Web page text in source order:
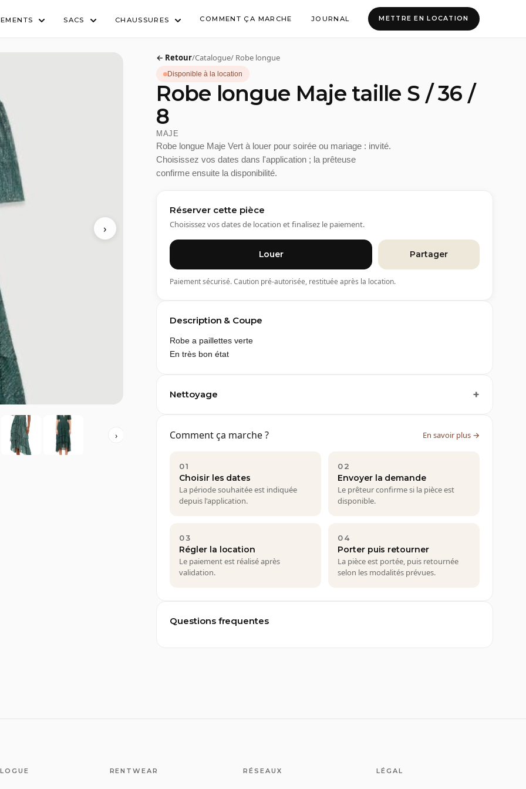
SACS CHAUSSURES COMMENT ÇA MARCHE JOURNAL METTRE EN LOCATION
›
›
← Retour/Catalogue/ Robe longue
Disponible à la location
Robe longue Maje taille S / 36 /
8
MAJE
Robe longue Maje Vert à louer pour soirée ou mariage : invité.
Choisissez vos dates dans l'application ; la prêteuse
confirme ensuite la disponibilité.
Réserver cette pièce
Choisissez vos dates de location et finalisez le paiement.
Louer Partager
Paiement sécurisé. Caution pré-autorisée, restituée après la location.
Description & Coupe
Robe a paillettes verte
En très bon état
Nettoyage
Comment ça marche ? En savoir plus →
01
Choisir les dates
La période souhaitée est indiquée
depuis l'application.
02
Envoyer la demande
Le prêteur confirme si la pièce est
disponible.
03
Régler la location
Le paiement est réalisé après
validation.
04
Porter puis retourner
La pièce est portée, puis retournée
selon les modalités prévues.
Questions frequentes
RENTWEAR RÉSEAUX LÉGAL